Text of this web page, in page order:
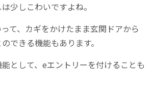
少しこわいですよね。
て、カギをかけたまま玄関ドアから
できる機能もあります。
として、eエントリーを付けることも